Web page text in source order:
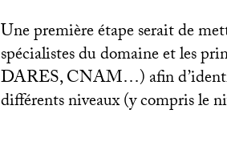
Une première étape serait de
spécialistes du domaine et les
DARES,CNAM…) afin
différents niveaux (y compris le